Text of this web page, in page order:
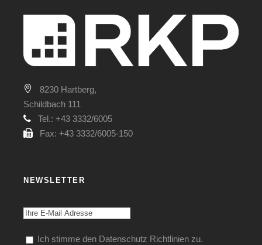
8230 Hartberg,
Schildbach 111
Tel.: +43 3332/6005
Fax: +43 3332/6005-150
NEWSLETTER
Ich stimme den Datenschutz Richtlinien zu.